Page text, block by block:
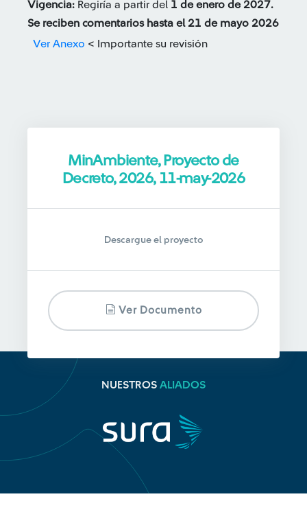
Vigencia: Regiría a partir del 1 de enero de 2027.
Se reciben comentarios hasta el 21 de mayo 2026
Ver Anexo < Importante su revisión
MinAmbiente, Proyecto de
Decreto, 2026, 11-may-2026
Descargue el proyecto
Ver Documento
NUESTROS ALIADOS